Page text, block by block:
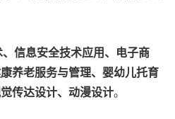
信息安全技术应用、电子商
养老服务与管理、婴幼儿托育
传达设计、动漫设计。